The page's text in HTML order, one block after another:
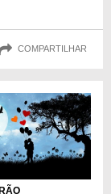
COMPARTILHAR